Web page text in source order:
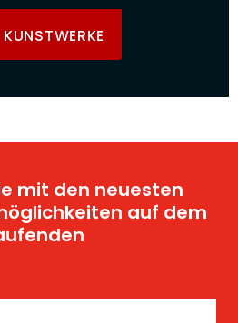
KUNSTWERKE
mit den neuesten
auf dem